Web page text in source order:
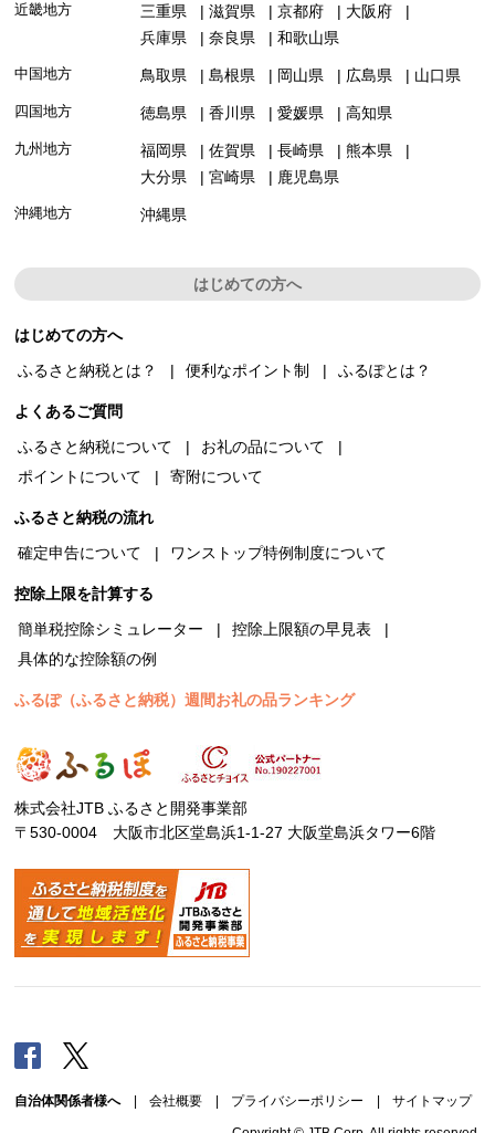
近畿地方 三重県 滋賀県 京都府
大阪府
兵庫県
奈良県 和歌山県
中国地方 鳥取県 島根県 岡山県 広島県 山口県
四国地方 徳島県 香川県 愛媛県 高知県
九州地方 福岡県 佐賀県 長崎県
熊本県
大分県
宮崎県 鹿児島県
沖縄地方 沖縄県
はじめての方へ
はじめての方へ
ふるさと納税とは？
便利なポイント制 ふるぽとは？
よくあるご質問
ふるさと納税について
お礼の品について
ポイントについて
寄附について
ふるさと納税の流れ
確定申告について
ワンストップ特例制度について
控除上限を計算する
簡単税控除シミュレーター
控除上限額の早見表
具体的な控除額の例
ふるぽ（ふるさと納税）週間お礼の品ランキング
株式会社JTB ふるさと開発事業部
〒530-0004 大阪市北区堂島浜1-1-27 大阪堂島浜タワー6階
Facebook
自治体関係者様へ| 会社概要 プライバシーポリシー サイトマップ